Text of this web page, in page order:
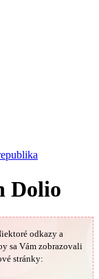
Dolio
odkazy a
sa Vám zobrazovali
stránky: